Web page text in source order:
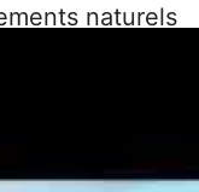
naturels